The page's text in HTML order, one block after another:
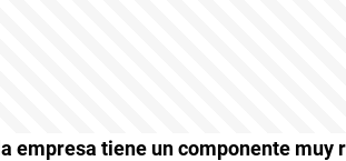
la empresa tiene un componente muy